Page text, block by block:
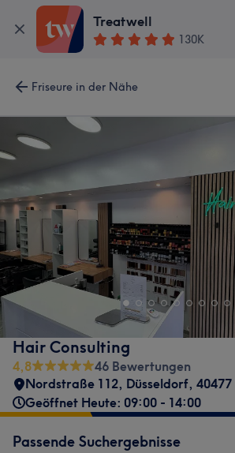
Treatwell
130K
Friseure in der Nähe
Hair Consulting
4,8
46 Bewertungen
Nordstraße 112, Düsseldorf, 40477
Geöffnet Heute: 09:00 - 14:00
Passende Suchergebnisse